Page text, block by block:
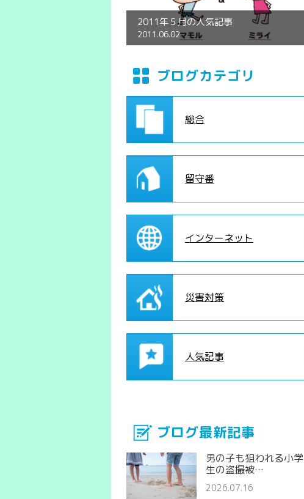
2011年５月の人気記事
2011.06.02
ブログカテゴリ
総合
留守番
インターネット
災害対策
人気記事
ブログ最新記事
男の子も狙われる小学
生の盗撮被…
2026.07.16